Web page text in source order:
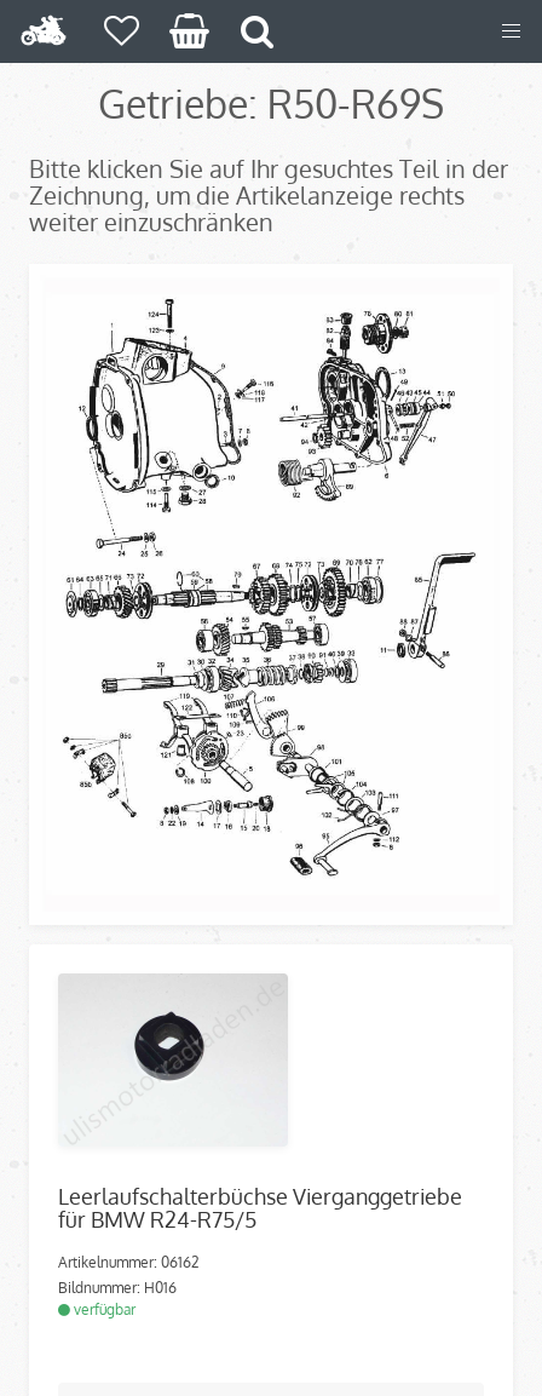
Getriebe: R50-R69S
Bitte klicken Sie auf Ihr gesuchtes Teil in der
Zeichnung, um die Artikelanzeige rechts
weiter einzuschränken
Leerlaufschalterbüchse Vierganggetriebe
für BMW R24-R75/5
Artikelnummer: 06162
Bildnummer: H016
verfügbar